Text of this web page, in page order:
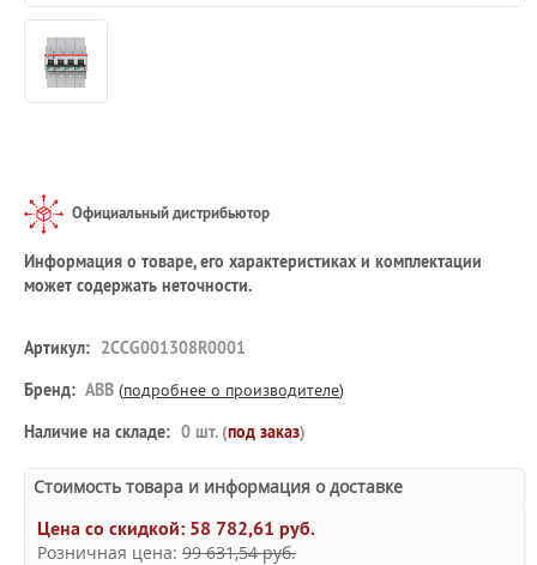
Официальный дистрибьютор
Информация о товаре, его характеристиках и комплектации
может содержать неточности.
Артикул: 2CCG001308R0001
Бренд: ABB (подробнее о производителе)
Наличие на складе: 0 шт. (под заказ)
Стоимость товара и информация о доставке
Цена со скидкой: 58 782,61 руб.
Розничная цена: 99 631,54 руб.